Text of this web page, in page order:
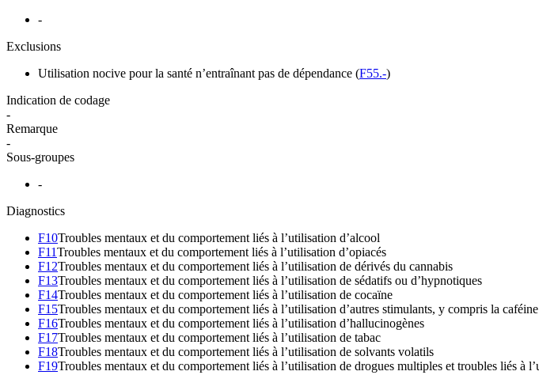
-
Exclusions
Utilisation nocive pour la santé n’entraînant pas de dépendance (F55.-)
Indication de codage
-
Remarque
-
Sous-groupes
-
Diagnostics
F10Troubles mentaux et du comportement liés à l’utilisation d’alcool
F11Troubles mentaux et du comportement liés à l’utilisation d’opiacés
F12Troubles mentaux et du comportement liés à l’utilisation de dérivés du cannabis
F13Troubles mentaux et du comportement liés à l’utilisation de sédatifs ou d’hypnotiques
F14Troubles mentaux et du comportement liés à l’utilisation de cocaïne
F15Troubles mentaux et du comportement liés à l’utilisation d’autres stimulants, y compris la caféine
F16Troubles mentaux et du comportement liés à l’utilisation d’hallucinogènes
F17Troubles mentaux et du comportement liés à l’utilisation de tabac
F18Troubles mentaux et du comportement liés à l’utilisation de solvants volatils
F19Troubles mentaux et du comportement liés à l’utilisation de drogues multiples et troubles liés à